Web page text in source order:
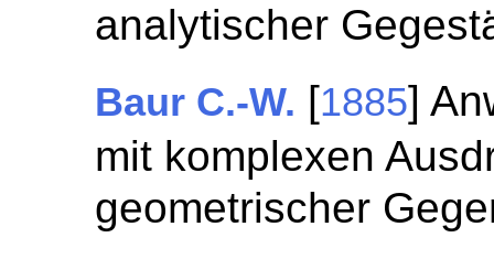
analytischer
Baur C.-W. [1885]
mit komplexen
geometrischer